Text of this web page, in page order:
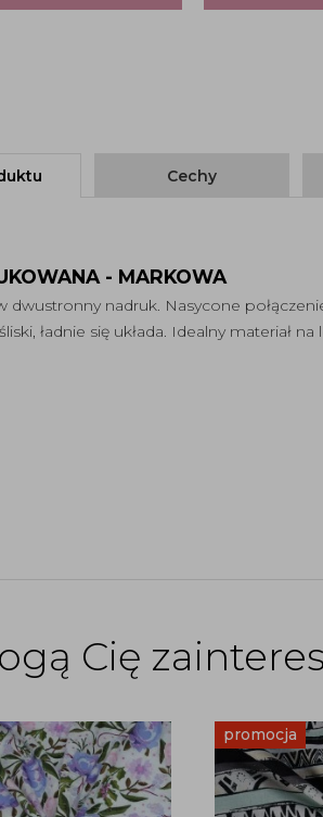
Cechy
- MARKOWA
dwustronny nadruk. Nasycone
ładnie się układa. Idealny materiał
Cię
promocja